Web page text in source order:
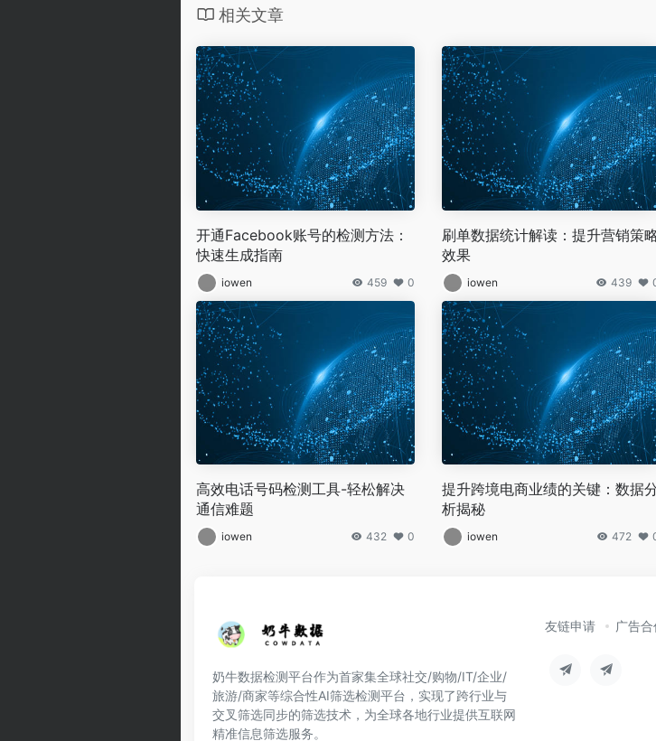
相关文章
开通Facebook账号的检测方法：
快速生成指南
iowen 459 0
刷单数据统计解读：提升营销策
效果
iowen 439
高效电话号码检测工具-轻松解决
通信难题
iowen 432 0
提升跨境电商业绩的关键：数据
析揭秘
iowen 472
奶牛数据检测平台作为首家集全球社交/购物/IT/企业/
旅游/商家等综合性AI筛选检测平台，实现了跨行业与
交叉筛选同步的筛选技术，为全球各地行业提供互联网
精准信息筛选服务。
友链申请 广告